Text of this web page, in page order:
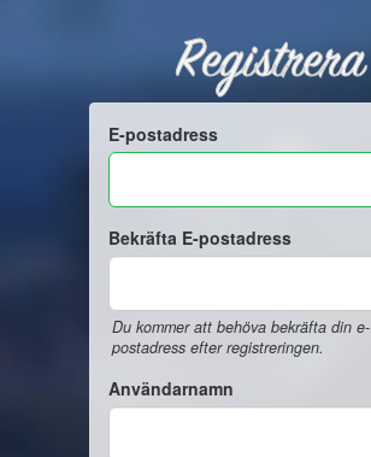
Registrera
E-postadress
Bekräfta E-postadress
Du kommer att behöva bekräfta din e-
postadress efter registreringen.
Användarnamn